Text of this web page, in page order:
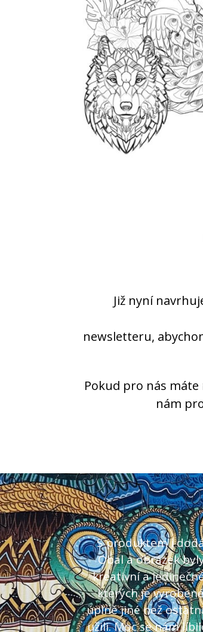
Již nyní
newsletteru,
Pokud pro nás
nám
S produktem i
Obal a obrázek
kreativní a
kterých je
úplně jiné než
užili. Moc se nám